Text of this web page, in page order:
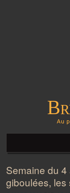
Au
Aller au contenu
Semaine du
giboulées, les